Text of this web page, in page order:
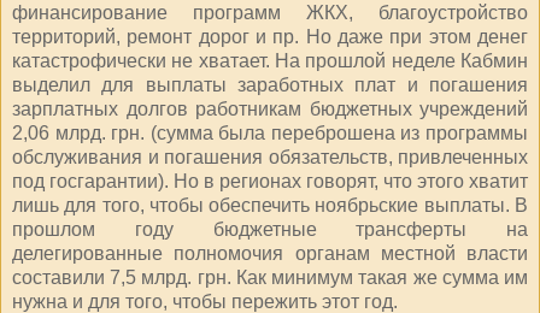
финансирование программ ЖКХ, благоустройство
территорий, ремонт дорог и пр. Но даже при этом денег
катастрофически не хватает. На прошлой неделе Кабмин
выделил для выплаты заработных плат и погашения
зарплатных долгов работникам бюджетных учреждений
2,06 млрд. грн. (сумма была переброшена из программы
обслуживания и погашения обязательств, привлеченных
под госгарантии). Но в регионах говорят, что этого хватит
лишь для того, чтобы обеспечить ноябрьские выплаты. В
прошлом году бюджетные трансферты на
делегированные полномочия органам местной власти
составили 7,5 млрд. грн. Как минимум такая же сумма им
нужна и для того, чтобы пережить этот год.